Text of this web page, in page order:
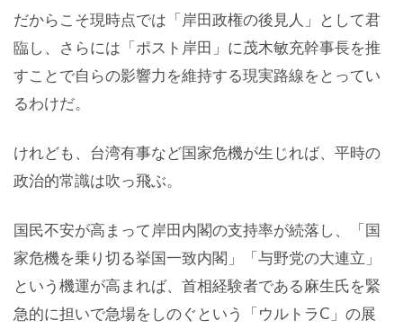
だからこそ現時点では「岸田政権の後見人」として君
臨し、さらには「ポスト岸田」に茂木敏充幹事長を推
すことで自らの影響力を維持する現実路線をとってい
るわけだ。
けれども、台湾有事など国家危機が生じれば、平時の
政治的常識は吹っ飛ぶ。
国民不安が高まって岸田内閣の支持率が続落し、「国
家危機を乗り切る挙国一致内閣」「与野党の大連立」
という機運が高まれば、首相経験者である麻生氏を緊
急的に担いで急場をしのぐという「ウルトラC」の展